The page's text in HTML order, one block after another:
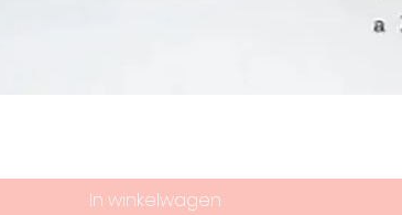
In winkelwagen